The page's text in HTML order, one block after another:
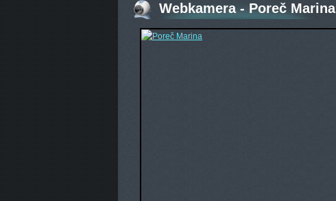
Webkamera - Poreč Marina